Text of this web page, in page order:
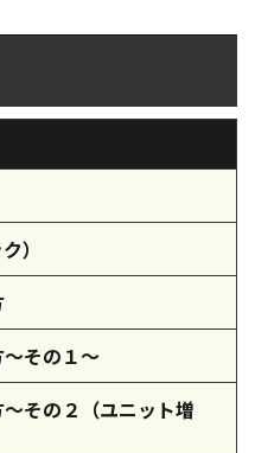
）
その１～
その２（ユニット増